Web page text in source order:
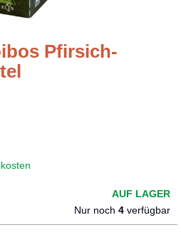
Pfirsich-
AUF LAGER
Nur noch 4 verfügbar